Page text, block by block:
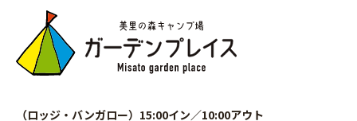
（ロッジ・バンガロー）15:00イン／10:00アウト